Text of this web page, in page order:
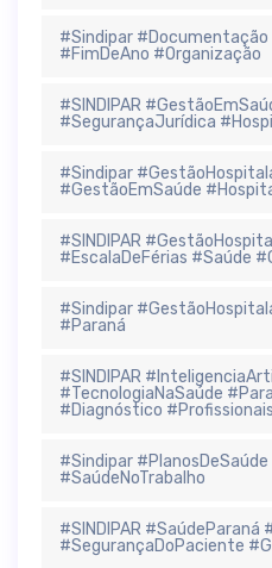
#Sindipar
#FimDeAno #Organização
#SINDIPAR
#SegurançaJurídica
#Sindipar
#GestãoEmSaúde
#SINDIPAR
#EscalaDeFérias #Saúde
#Sindipar
#Paraná
#SINDIPAR
#TecnologiaNaSaúde
#Diagnóstico
#Sindipar
#SaúdeNoTrabalho
#SINDIPAR
#SegurançaDoPaciente